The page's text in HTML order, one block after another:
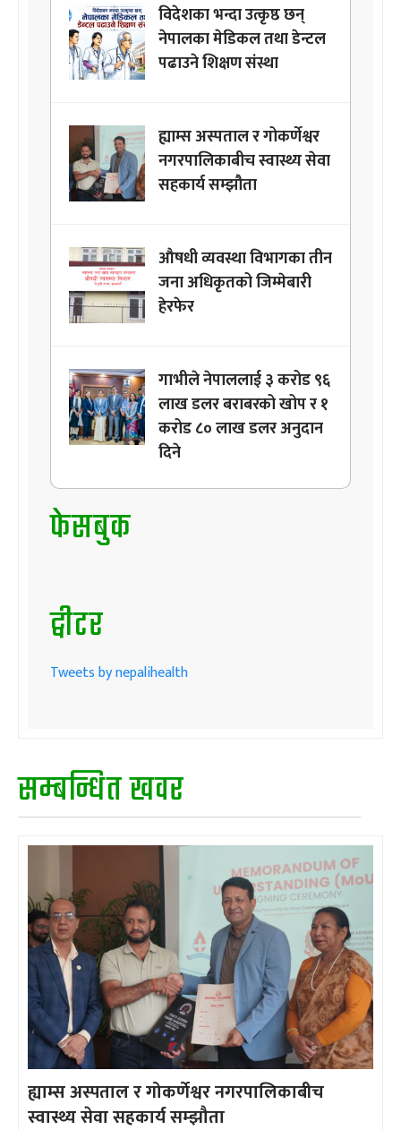
विदेशका भन्दा उत्कृष्ठ छन्
नेपालका मेडिकल तथा डेन्टल
पढाउने शिक्षण संस्था
ह्याम्स अस्पताल र गोकर्णेश्वर
नगरपालिकाबीच स्वास्थ्य सेवा
सहकार्य सम्झौता
औषधी व्यवस्था विभागका तीन
जना अधिकृतको जिम्मेबारी
हेरफेर
गाभीले नेपाललाई ३ करोड ९६
लाख डलर बराबरको खोप र १
करोड ८० लाख डलर अनुदान
दिने
फेसबुक
ट्वीटर
Tweets by nepalihealth
सम्बन्धित खवर
ह्याम्स अस्पताल र गोकर्णेश्वर नगरपालिकाबीच
स्वास्थ्य सेवा सहकार्य सम्झौता